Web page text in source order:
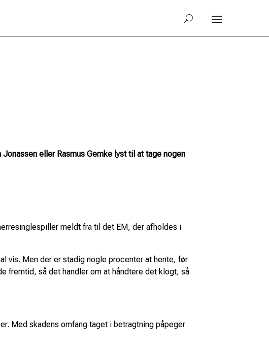
eller Rasmus Gemke lyst til at tage nogen
meldt fra til det EM, der afholdes i
vis. Men der er stadig nogle procenter at hente, før
fremtid, så det handler om at håndtere det klogt, så
Med skadens omfang taget i betragtning påpeger